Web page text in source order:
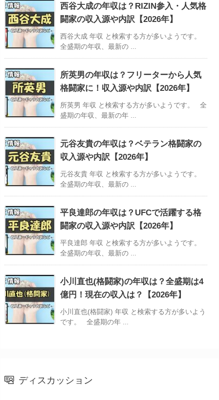
西谷大成の年収は？RIZIN参入・人気格
闘家の収入源や内訳【2026年】
西谷大成 年収 と検索する方が多いようです。
全盛期の年収、最新の ...
所英男の年収は？フリーターから人気
格闘家に！収入源や内訳【2026年】
所英男 年収 と検索する方が多いようです。 全
盛期の年収、最新の年 ...
元谷友貴の年収は？ベテラン格闘家の
収入源や内訳【2026年】
元谷友貴 年収 と検索する方が多いようです。
全盛期の年収、最新の ...
平良達郎の年収は？UFCで活躍する格
闘家の収入源や内訳【2026年】
平良達郎 年収 と検索する方が多いようです。
全盛期の年収、最新の ...
小川直也(格闘家)の年収は？全盛期は4
億円！現在の収入は？【2026年】
小川直也(格闘家) 年収 と検索する方が多いよう
です。 全盛期の年 ...
ディスカッション